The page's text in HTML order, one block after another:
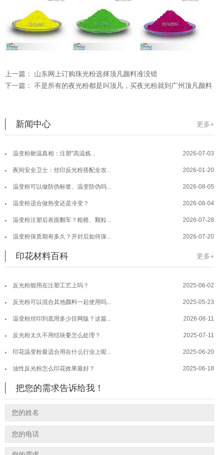
上一篇： 山东网上订购珠光粉选择顶凡颜料准没错
下一篇： 不是所有的夜光粉都是叫顶凡，买夜光粉就到广州顶凡颜料
新闻中心 更多+
温变粉可以做防伪标签、温变防伪吗... 2026-08-05
温变粉适合做热变还是冷变？ 2026-08-04
温变粉注塑后表面翻车？粗糙、颗粒...
温变粉大批量保存指南｜做对这几步... 2026-07-17
温变粉"烤"问：长期加... 2026-07-07
温变粉耐温真相：注塑"高温炼... 2026-07-03
夜间安全卫士：丝印反光粉搭配全攻... 2026-01-20
温变粉可以做防伪标签、温变防伪吗... 2026-08-05
温变粉适合做热变还是冷变？ 2026-08-04
温变粉注塑后表面翻车？粗糙、颗粒... 2026-07-28
温变粉保质期有多久？开封后如何保... 2026-07-20
温变粉"罢工"指南：为... 2026-07-10
温变粉到底怕不怕酸碱和酒精？ 2026-07-09
温变粉"烤"问：长期加... 2026-07-07
温变粉耐温真相：注塑"高温炼... 2026-07-03
夜间安全卫士：丝印反光粉搭配全攻... 2026-01-20
印花材料百科 更多+
温变粉丝印到底用多少目网版？这篇...
反光粉太久不用结块要怎么处理？
印花温变粉最适合用在什么行业上呢...
油性反光粉怎么印花效果最好？
超细反光粉怎么印牢度才会更好？
反光粉是永久有效的吗？能用多久？
超细反光粉需要搭配什么胶浆使用？ 2025-06-03
反光粉能用在注塑工艺上吗？ 2025-06-02
反光粉可以混合其他颜料一起使用吗... 2025-05-23
温变粉丝印到底用多少目网版？这篇... 2026-06-11
反光粉太久不用结块要怎么处理？ 2025-07-11
印花温变粉最适合用在什么行业上呢... 2025-06-20
油性反光粉怎么印花效果最好？ 2025-06-18
反光粉是永久有效的吗？能用多久？ 2025-06-10
外墙涂料中怎么添加反光粉使用？
超细反光粉需要搭配什么胶浆使用？
反光粉能用在注塑工艺上吗？ 2025-06-02
把您的需求告诉给我！